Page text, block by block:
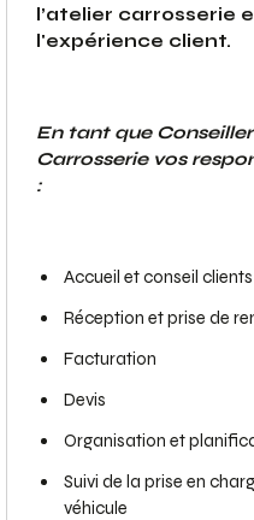
l’atelier carrosserie
l'expérience client.
En tant que
Carrosserie vos
:
Accueil et conseil
Réception et prise de
Facturation
Devis
Organisation et
Suivi de la prise en
véhicule